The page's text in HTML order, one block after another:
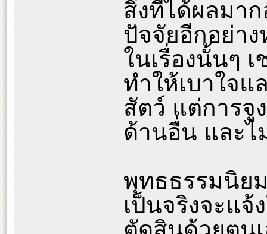
สิ่งที่ได้ผลมาก
ปัจจัยอีกอย่า
ในเรื่องนั้นๆ
ทำให้เบาใจแ
สัตว์ แต่การจู
ด้านอื่น และ
พุทธธรรมนิย
เป็นจริงจะแ